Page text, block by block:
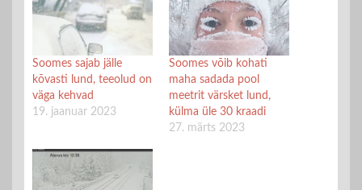
Soomes sajab jälle
kõvasti lund, teeolud on
väga kehvad
19. jaanuar 2023
Soomes võib kohati
maha sadada pool
meetrit värsket lund,
külma üle 30 kraadi
27. märts 2023